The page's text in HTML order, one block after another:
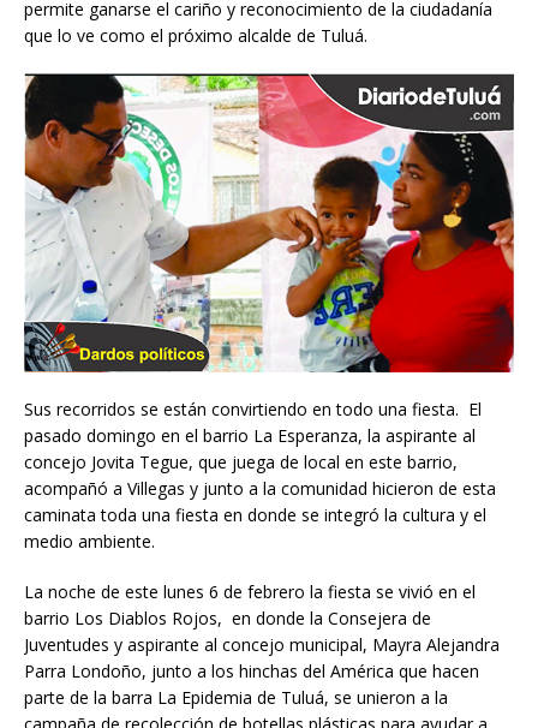
permite ganarse el cariño y reconocimiento de la ciudadanía
que lo ve como el próximo alcalde de Tuluá.
Sus recorridos se están convirtiendo en todo una fiesta. El
pasado domingo en el barrio La Esperanza, la aspirante al
concejo Jovita Tegue, que juega de local en este barrio,
acompañó a Villegas y junto a la comunidad hicieron de esta
caminata toda una fiesta en donde se integró la cultura y el
medio ambiente.
La noche de este lunes 6 de febrero la fiesta se vivió en el
barrio Los Diablos Rojos, en donde la Consejera de
Juventudes y aspirante al concejo municipal, Mayra Alejandra
Parra Londoño, junto a los hinchas del América que hacen
parte de la barra La Epidemia de Tuluá, se unieron a la